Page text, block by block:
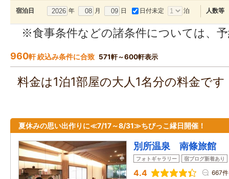
宿泊日 年 月 日 日付未定 泊 人数等
※食事条件などの諸条件については、
960軒 絞込み条件に合致 571軒～600軒表示
料金は1泊1部屋の大人1名分の料金で
夏休みの思い出作りに≪7/17～8/31≫ちびっこ縁日開催！
別所温泉 南條旅館
フォトギャラリー 宿ブログ新着あり
4.4 667件